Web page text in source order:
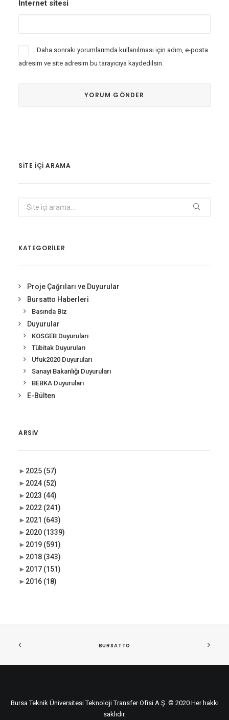
İnternet sitesi
Daha sonraki yorumlarımda kullanılması için adım, e-posta
adresim ve site adresim bu tarayıcıya kaydedilsin.
SITE IÇI ARAMA
KATEGORİLER
Proje Çağrıları ve Duyurular
Bursatto Haberleri
Basında Biz
Duyurular
KOSGEB Duyuruları
Tübitak Duyuruları
Ufuk2020 Duyuruları
Sanayi Bakanlığı Duyuruları
BEBKA Duyuruları
E-Bülten
ARSIV
► 2025 (57)
► 2024 (52)
► 2023 (44)
► 2022 (241)
► 2021 (643)
► 2020 (1339)
► 2019 (591)
► 2018 (343)
► 2017 (151)
► 2016 (18)
BURSATTO
Bursa Teknik Üniversitesi Teknoloji Transfer Ofisi A.Ş. © 2020 Her hakkı
saklıdır.